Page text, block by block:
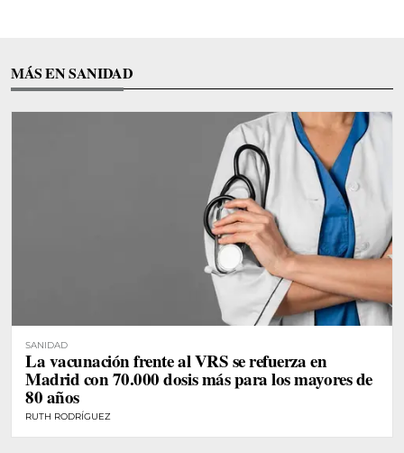
MÁS EN SANIDAD
SANIDAD
La vacunación frente al VRS se refuerza en
Madrid con 70.000 dosis más para los mayores de
80 años
RUTH RODRÍGUEZ